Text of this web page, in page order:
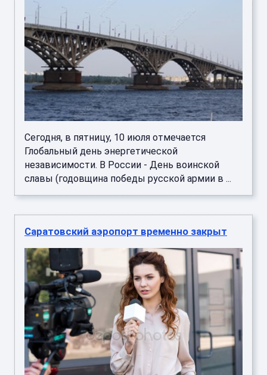
Сегодня, в пятницу, 10 июля отмечается
Глобальный день энергетической
независимости. В России - День воинской
славы (годовщина победы русской армии в ...
Саратовский аэропорт временно закрыт